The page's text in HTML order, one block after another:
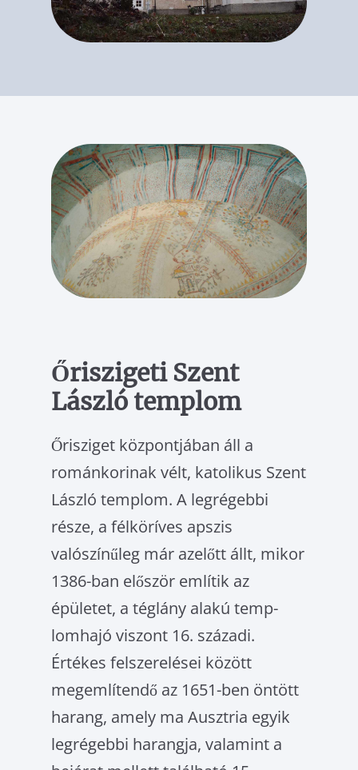
Őriszigeti Szent
László templom
Őrisziget központjában áll a
románkorinak vélt, katolikus Szent
László templom. A leg­régebbi
része, a félköríves apszis
valószínű­leg már azelőtt állt, mikor
1386-ban először említik az
épületet, a téglány alakú temp­
lomhajó viszont 16. századi.
Értékes felsze­relései között
megemlítendő az 1651-ben öntött
harang, amely ma Ausztria egyik
leg­régebbi harangja, valamint a